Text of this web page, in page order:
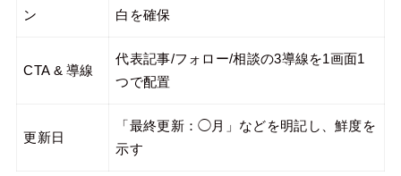
ン
白を確保
CTA & 導線
代表記事/フォロー/相談の3導線を1画面1
つで配置
更新日
「最終更新：◯月」などを明記し、鮮度を
示す